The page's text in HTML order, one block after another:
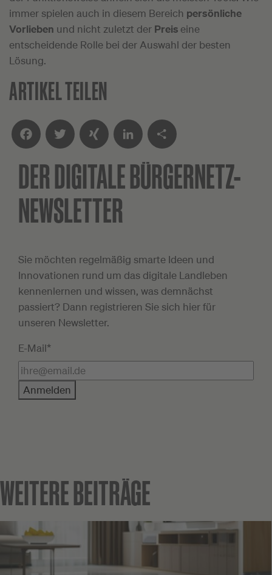
immer spielen auch in diesem Bereich persönliche
Vorlieben und nicht zuletzt der Preis eine
entscheidende Rolle bei der Auswahl der besten
Lösung.
ARTIKEL TEILEN
FacebookTwitter XING LinkedInTeilen
DER DIGITALEBÜRGERNETZ-
NEWSLETTER
Sie möchten regelmäßig smarte Ideen und
Innovationen rund um das digitale Landleben
kennenlernen und wissen, was demnächst
passiert? Dann registrieren Sie sich hier für
unseren Newsletter.
E-Mail*
Anmelden
WEITERE BEITRÄGE